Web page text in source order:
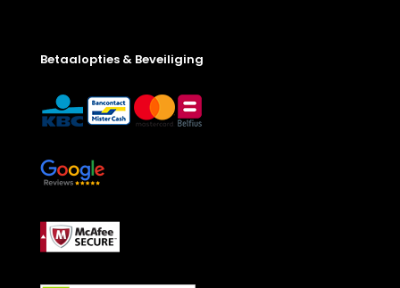
Betaalopties & Beveiliging